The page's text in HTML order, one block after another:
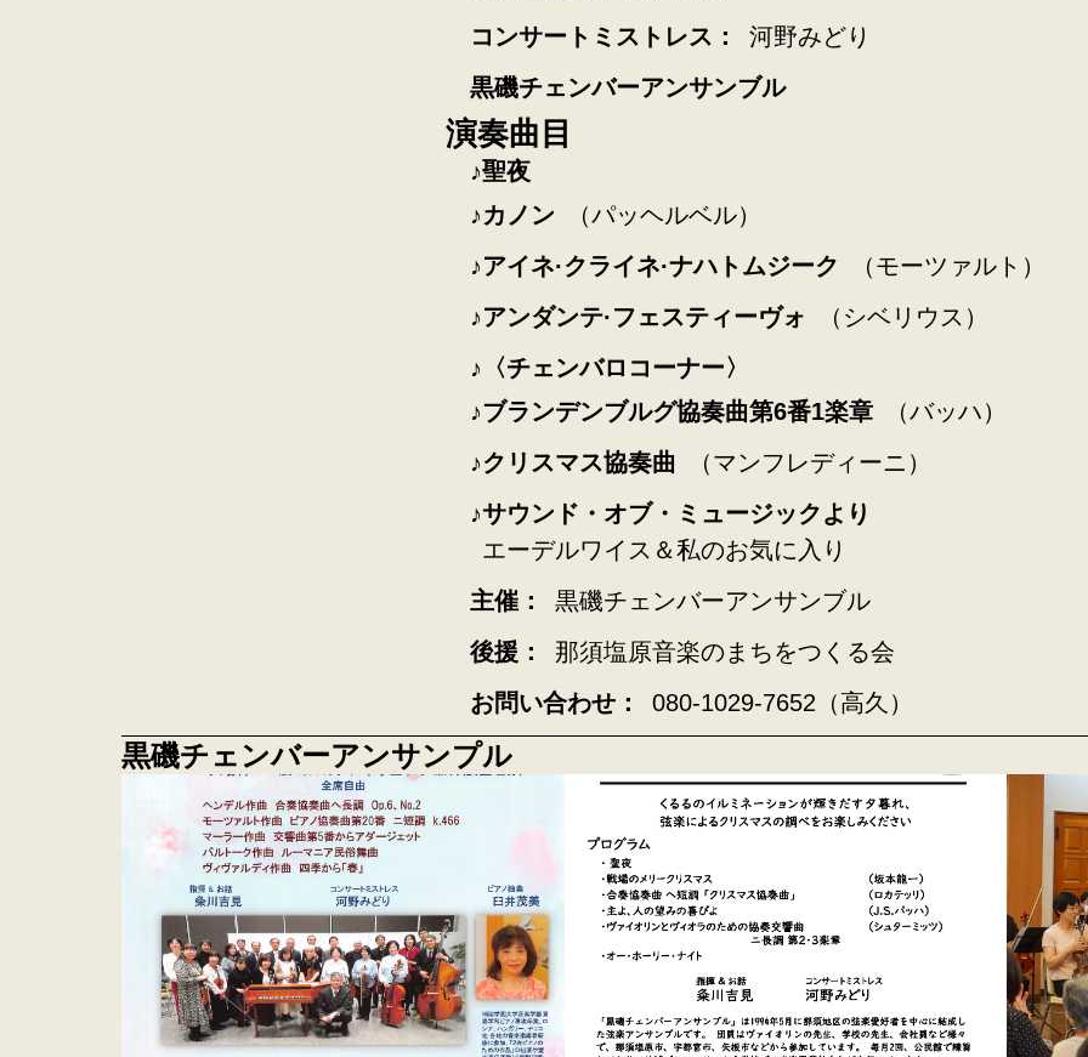
コンサートミストレス：
河野みどり
黒磯チェンバーアンサンブル
演奏曲目
聖夜
カノン
（パッヘルベル）
アイネ·クライネ·ナハトムジーク
（モーツァルト）
アンダンテ·フェスティーヴォ
（シベリウス）
〈チェンバロコーナー〉
ブランデンブルグ協奏曲第6番1楽章
（バッハ）
クリスマス協奏曲
（マンフレディーニ）
サウンド・オブ・ミュージックより
エーデルワイス＆私のお気に入り
主催：
黒磯チェンバーアンサンブル
後援：
那須塩原音楽のまちをつくる会
お問い合わせ：
080-1029-7652（高久）
黒磯チェンバーアンサンプル